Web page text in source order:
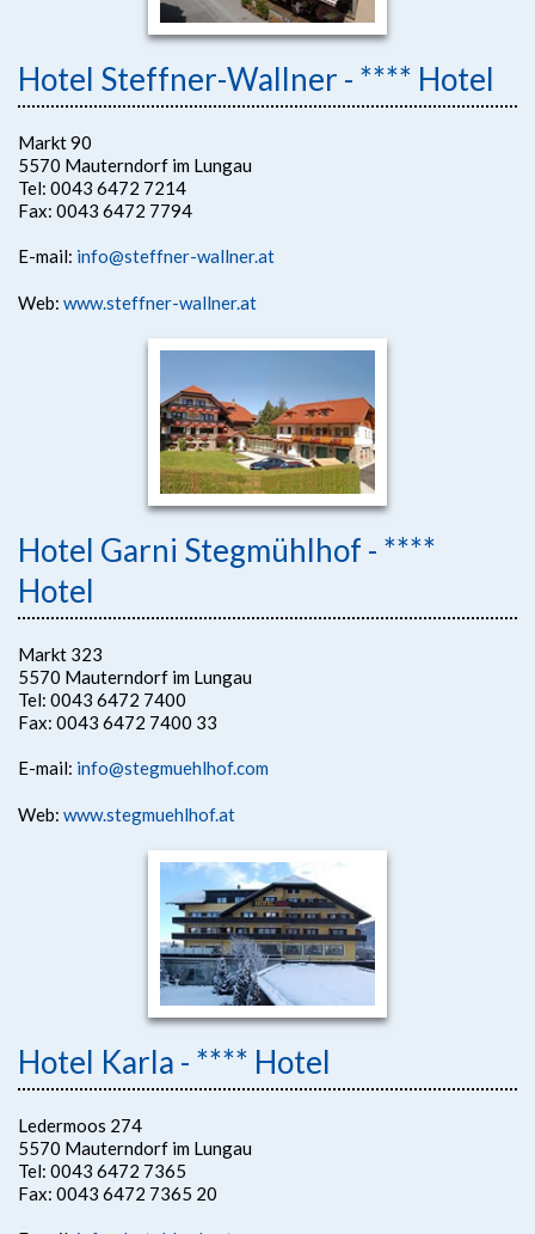
Hotel Steffner-Wallner - **** Hotel
Markt 90
5570 Mauterndorf im Lungau
Tel: 0043 6472 7214
Fax: 0043 6472 7794
E-mail: info@steffner-wallner.at
Web: www.steffner-wallner.at
Hotel Garni Stegmühlhof - ****
Hotel
Markt 323
5570 Mauterndorf im Lungau
Tel: 0043 6472 7400
Fax: 0043 6472 7400 33
E-mail: info@stegmuehlhof.com
Web: www.stegmuehlhof.at
Hotel Karla - **** Hotel
Ledermoos 274
5570 Mauterndorf im Lungau
Tel: 0043 6472 7365
Fax: 0043 6472 7365 20